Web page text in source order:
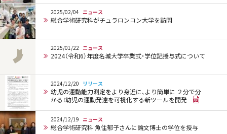
2025/02/04 ニュース
総合学術研究科がチュラロンコン大学を訪問
2025/01/22 ニュース
2024（令和6）年度名城大学卒業式・学位記授与式について
2024/12/20 リリース
幼児の運動能力測定をより身近に、より簡単に ２分で分
かる！幼児の運動発達を可視化する新ツールを開発
2024/12/19 ニュース
総合学術研究科 魚住郁子さんに論文博士の学位を授与